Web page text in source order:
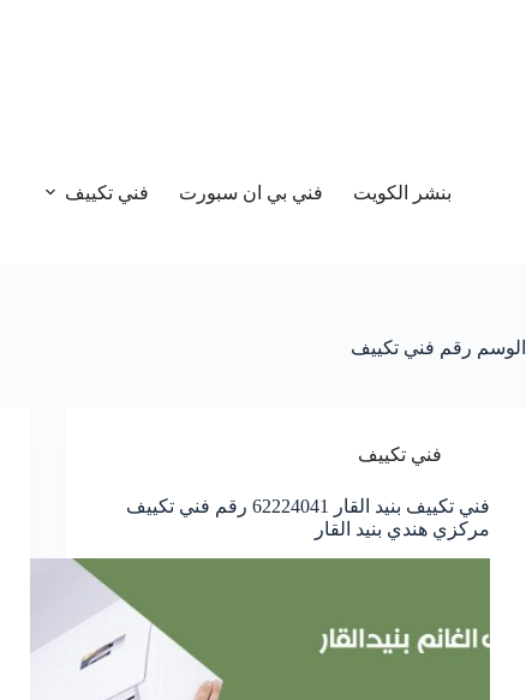
بنشر الكويت فني بي ان سبورت فني تكييف
الوسم رقم فني تكييف
فني تكييف
فني تكييف بنيد القار 62224041 رقم فني تكييف
مركزي هندي بنيد القار